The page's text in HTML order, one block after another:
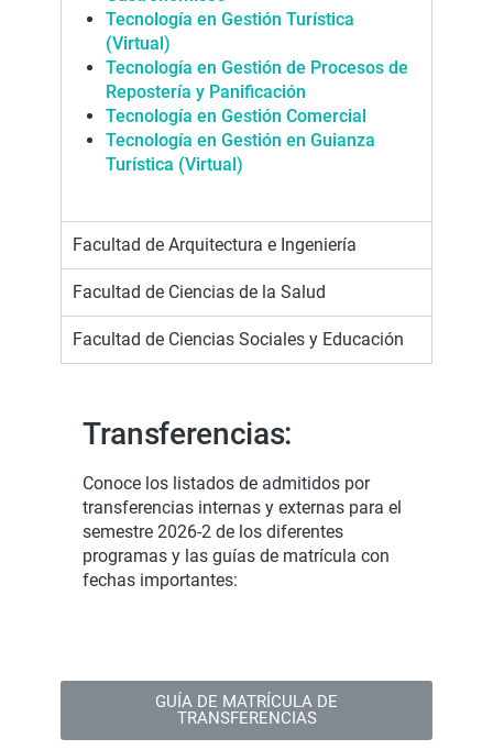
Tecnología en Gestión Turística
(Virtual)
Tecnología en Gestión de Procesos de
Repostería y Panificación
Tecnología en Gestión Comercial
Tecnología en Gestión en Guianza
Turística (Virtual)
Facultad de Arquitectura e Ingeniería
Facultad de Ciencias de la Salud
Facultad de Ciencias Sociales y Educación
Transferencias:
Conoce los listados de admitidos por
transferencias internas y externas para el
semestre 2026-2 de los diferentes
programas y las guías de matrícula con
fechas importantes:
GUÍA DE MATRÍCULA DE
TRANSFERENCIAS